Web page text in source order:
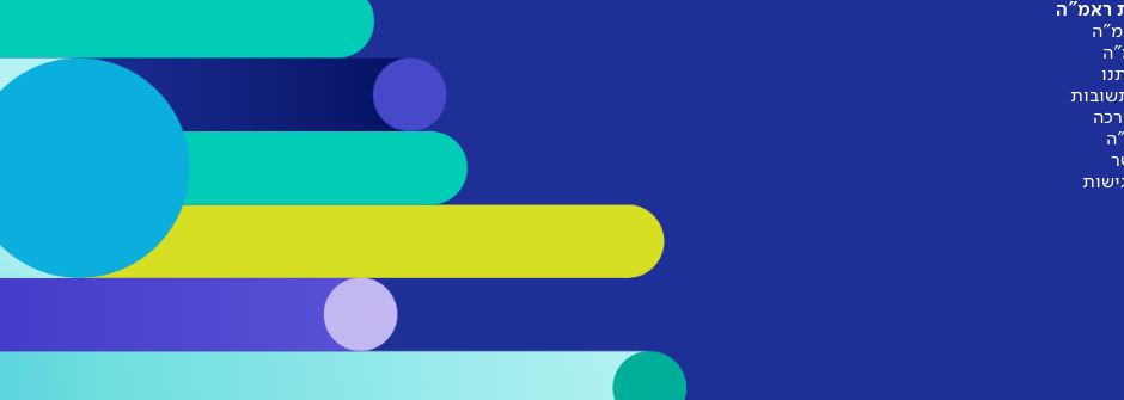
ראמ"ה